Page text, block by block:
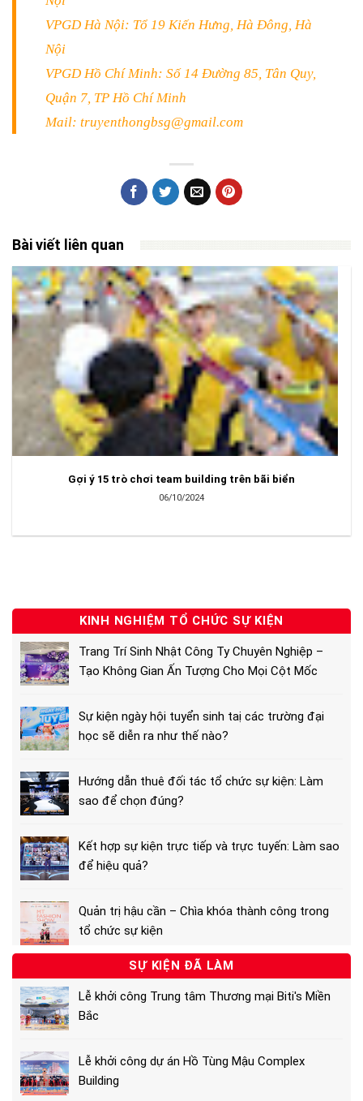
VPGD Hà Nội: Tổ 19 Kiến Hưng, Hà Đông, Hà
Nội
VPGD Hồ Chí Minh: Số 14 Đường 85, Tân Quy,
Quận 7, TP Hồ Chí Minh
Mail: truyenthongbsg@gmail.com
Bài viết liên quan
Gợi ý 15 trò chơi team building trên bãi biển
06/10/2024
KINH NGHIỆM TỔ CHỨC SỰ KIỆN
Trang Trí Sinh Nhật Công Ty Chuyên Nghiệp –
Tạo Không Gian Ấn Tượng Cho Mọi Cột Mốc
Sự kiện ngày hội tuyển sinh taị các trường đại
học sẽ diễn ra như thế nào?
Hướng dẫn thuê đối tác tổ chức sự kiện: Làm
sao để chọn đúng?
Kết hợp sự kiện trực tiếp và trực tuyến: Làm sao
để hiệu quả?
Quản trị hậu cần – Chìa khóa thành công trong
tổ chức sự kiện
SỰ KIỆN ĐÃ LÀM
Lễ khởi công Trung tâm Thương mại Biti's Miền
Bắc
Lễ khởi công dự án Hồ Tùng Mậu Complex
Building